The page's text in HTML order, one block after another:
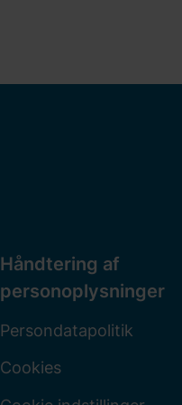
Håndtering af
personoplysninger
Persondatapolitik
Cookies